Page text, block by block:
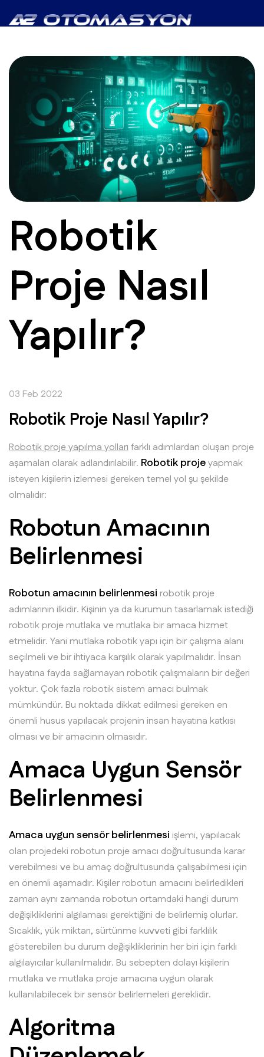
Robotik
Proje Nasıl
Yapılır?
03 Feb 2022
Robotik Proje Nasıl Yapılır?
Robotik proje yapılma yollarıfarklı adımlardan oluşan proje
aşamaları olarak adlandırılabilir. Robotik projeyapmak
isteyen kişilerin izlemesi gereken temel yol şu şekilde
olmalıdır:
Robotun Amacının
Belirlenmesi
Robotun amacının belirlenmesi robotik proje
adımlarının ilkidir. Kişinin ya da kurumun tasarlamak istediği
robotik proje mutlaka ve mutlaka bir amaca hizmet
etmelidir. Yani mutlaka robotik yapı için bir çalışma alanı
seçilmeli ve bir ihtiyaca karşılık olarak yapılmalıdır. İnsan
hayatına fayda sağlamayan robotik çalışmaların bir değeri
yoktur. Çok fazla robotik sistem amacı bulmak
mümkündür. Bu noktada dikkat edilmesi gereken en
önemli husus yapılacak projenin insan hayatına katkısı
olması ve bir amacının olmasıdır.
Amaca Uygun Sensör
Belirlenmesi
Amaca uygun sensör belirlenmesi işlemi, yapılacak
olan projedeki robotun proje amacı doğrultusunda karar
verebilmesi ve bu amaç doğrultusunda çalışabilmesi için
en önemli aşamadır. Kişiler robotun amacını belirledikleri
zaman aynı zamanda robotun ortamdaki hangi durum
değişikliklerini algılaması gerektiğini de belirlemiş olurlar.
Sıcaklık, yük miktarı, sürtünme kuvveti gibi farklılık
gösterebilen bu durum değişikliklerinin her biri için farklı
algılayıcılar kullanılmalıdır. Bu sebepten dolayı kişilerin
mutlaka ve mutlaka proje amacına uygun olarak
kullanılabilecek bir sensör belirlemeleri gereklidir.
Algoritma